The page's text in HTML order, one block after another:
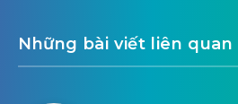
Những bài viết liên quan